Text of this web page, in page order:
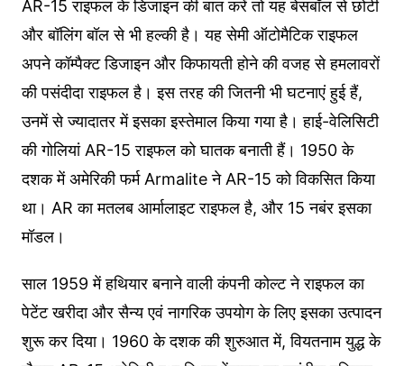
AR-15 राइफल के डिजाइन की बात करें तो यह बेसबॉल से छोटी
और बॉलिंग बॉल से भी हल्की है। यह सेमी ऑटोमैटिक राइफल
अपने कॉम्पैक्ट डिजाइन और किफायती होने की वजह से हमलावरों
की पसंदीदा राइफल है। इस तरह की जितनी भी घटनाएं हुई हैं,
उनमें से ज्यादातर में इसका इस्तेमाल किया गया है। हाई-वेलिसिटी
की गोलियां AR-15 राइफल को घातक बनाती हैं। 1950 के
दशक में अमेरिकी फर्म Armalite ने AR-15 को विकसित किया
था। AR का मतलब आर्मालाइट राइफल है, और 15 नबंर इसका
मॉडल।
साल 1959 में हथियार बनाने वाली कंपनी कोल्ट ने राइफल का
पेटेंट खरीदा और सैन्य एवं नागरिक उपयोग के लिए इसका उत्पादन
शुरू कर दिया। 1960 के दशक की शुरुआत में, वियतनाम युद्ध के